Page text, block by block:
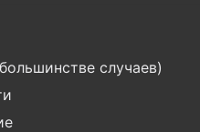
случаев)